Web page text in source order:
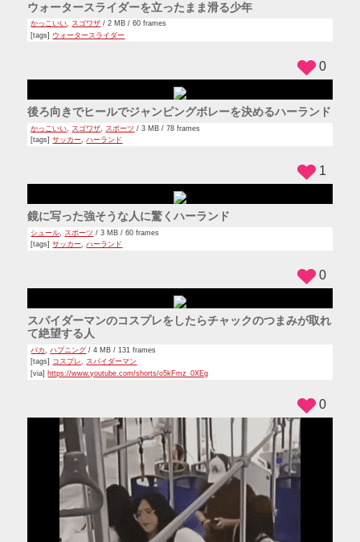
ウォータースライダーを立ったまま滑る少年
かっこいい, スゴワザ / 2 MB / 60 frames
[tags] ウォータースライダー
後ろ向きでヒールでジャンピングボレーを決めるハーランド
かっこいい スゴワザ スポーツ / 3 MB / 78 frames
[tags]サッカー,ハーランド
0
鏡に写った強そうな人に驚くハーランド
シュール スポーツ / 3 MB / 60 frames
[tags]サッカー,ハーランド
1
スパイダーマンのコスプレをしたらチャックのつまみが取れ
て絶望する人
バカ ,ハプニング / 4 MB / 131 frames
[tags] コスプレ, スパイダーマン
[via] https://www.youtube.com/shorts/o5kFmz_0XEg
0
0